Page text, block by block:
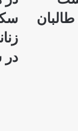
هراس
و
روایت
زنانی
در